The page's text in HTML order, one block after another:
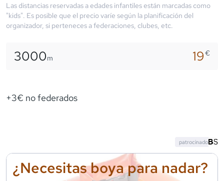
Las distancias reservadas a edades infantiles están marcadas como
"kids". Es posible que el precio varíe según la planificación del
organizador, si perteneces a federaciones, clubes, etc.
3000m 19€
+3€ no federados
¿Necesitas boya para nadar?
patrocinado